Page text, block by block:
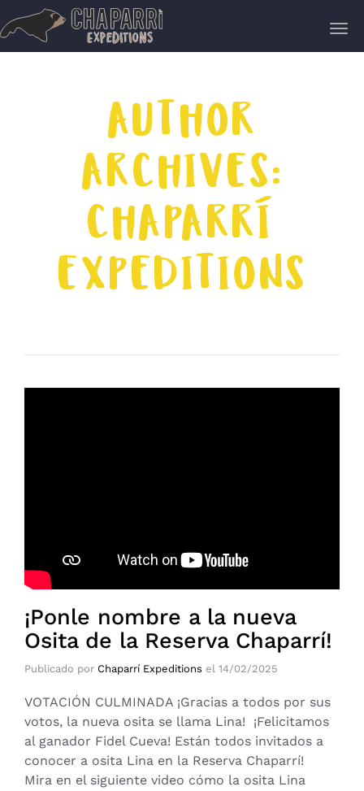
AUTHOR
ARCHIVES:
CHAPARRÍ
EXPEDITIONS
¡Ponle nombre a la nueva
Osita de la Reserva Chaparrí!
Publicado por Chaparrí Expeditions el 14/02/2025
VOTACIÓN CULMINADA ¡Gracias a todos por sus
votos, la nueva osita se llama Lina! ¡Felicitamos
al ganador Fidel Cueva! Están todos invitados a
conocer a osita Lina en la Reserva Chaparrí!
Mira en el siguiente video cómo la osita Lina